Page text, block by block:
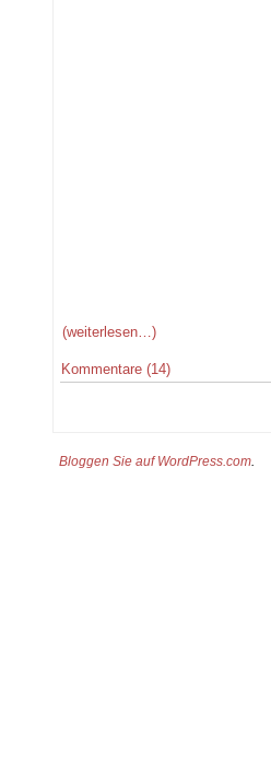
(weiterlesen…)
Kommentare (14)
Bloggen Sie auf WordPress.com.